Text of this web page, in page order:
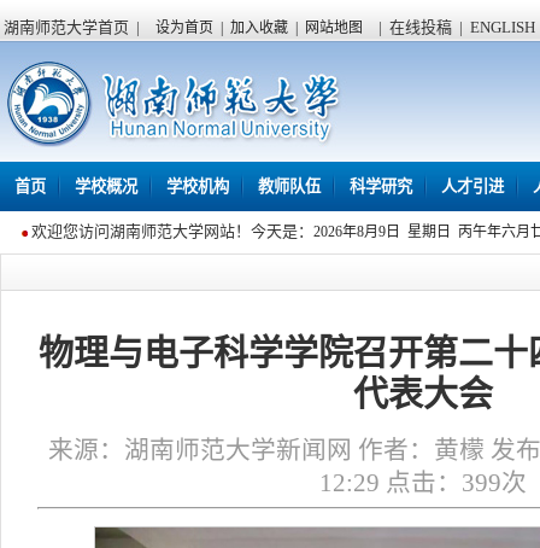
湖南师范大学首页 | 设为首页 加入收藏 网站地图 | 在线投稿 | ENGLISH
首页 学校概况 学校机构 教师队伍 科学研究 人才引进
欢迎您访问湖南师范大学网站！今天是： 2026年8月9日 星期日 丙午年六月
物理与电子科学学院召开第二
代表大会
来源：湖南师范大学新闻网 作者：黄檬 发
12:29 点击： 399次